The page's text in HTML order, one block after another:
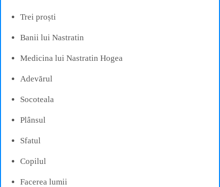
Trei proști
Banii lui Nastratin
Medicina lui Nastratin Hogea
Adevărul
Socoteala
Plânsul
Sfatul
Copilul
Facerea lumii